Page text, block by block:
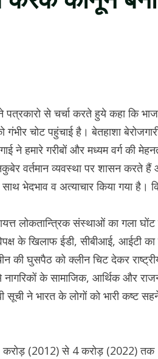
से चर्चा करते हुये कहा कि
गंभीर चोट पहुंचाई है। बेतहाशा
ने हमारे गरीबों और मध्यम वर्ग की
वर्तमान व्यवस्था पर शासन करते
भेदभाव व अत्याचार किया गया
लोकतान्त्रिक संस्थाओं का गला
के खिलाफ ईडी, सीबीआई, आईटी का
की घुसपैठ को क्लीन चिट देकर
के सामाजिक, आर्थिक और
सूची ने भारत के लोगों को भारी कष्ट
1 करोड़ (2012) से 4 करोड़ (2022)